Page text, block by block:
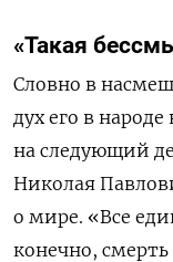
«Такая
Словно в
дух его в народе
на следующий
Николая
о мире. «Все
конечно,